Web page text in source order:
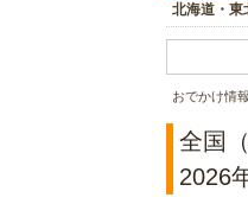
北海道・東
おでかけ情
全国
2026